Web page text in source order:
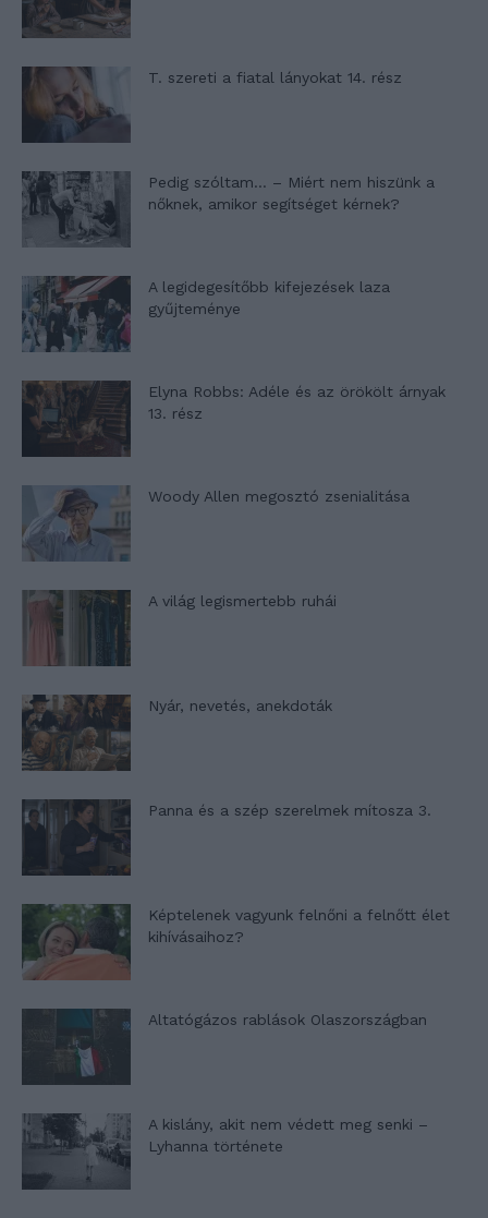
T. szereti a fiatal lányokat 14. rész
Pedig szóltam… – Miért nem hiszünk a
nőknek, amikor segítséget kérnek?
A legidegesítőbb kifejezések laza
gyűjteménye
Elyna Robbs: Adéle és az örökölt árnyak
13. rész
Woody Allen megosztó zsenialitása
A világ legismertebb ruhái
Nyár, nevetés, anekdoták
Panna és a szép szerelmek mítosza 3.
Képtelenek vagyunk felnőni a felnőtt élet
kihívásaihoz?
Altatógázos rablások Olaszországban
A kislány, akit nem védett meg senki –
Lyhanna története